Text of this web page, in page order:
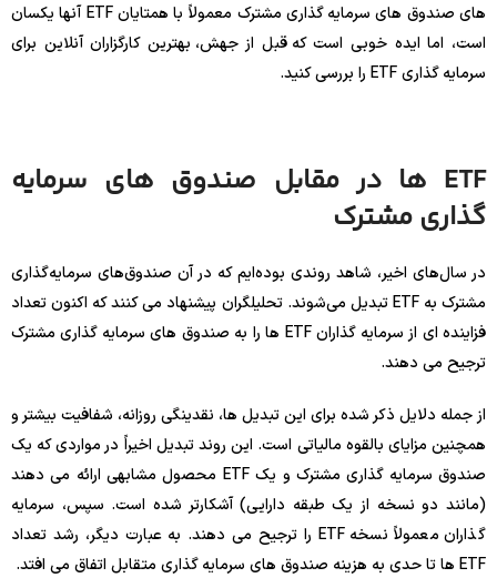
های صندوق های سرمایه گذاری مشترک معمولاً با همتایان ETF آنها یکسان
است، اما ایده خوبی است که قبل از جهش، بهترین کارگزاران آنلاین برای
سرمایه گذاری ETF را بررسی کنید.
ETF ها در مقابل صندوق های سرمایه
گذاری مشترک
در سال‌های اخیر، شاهد روندی بوده‌ایم که در آن صندوق‌های سرمایه‌گذاری
مشترک به ETF تبدیل می‌شوند. تحلیلگران پیشنهاد می کنند که اکنون تعداد
فزاینده ای از سرمایه گذاران ETF ها را به صندوق های سرمایه گذاری مشترک
ترجیح می دهند.
از جمله دلایل ذکر شده برای این تبدیل ها، نقدینگی روزانه، شفافیت بیشتر و
همچنین مزایای بالقوه مالیاتی است. این روند تبدیل اخیراً در مواردی که یک
صندوق سرمایه گذاری مشترک و یک ETF محصول مشابهی ارائه می دهند
(مانند دو نسخه از یک طبقه دارایی) آشکارتر شده است. سپس، سرمایه
گذاران معمولاً نسخه ETF را ترجیح می دهند. به عبارت دیگر، رشد تعداد
ETF ها تا حدی به هزینه صندوق های سرمایه گذاری متقابل اتفاق می افتد.